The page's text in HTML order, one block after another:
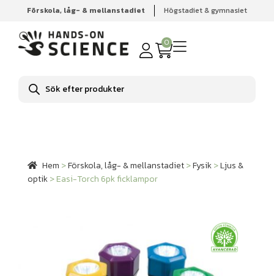
Förskola, låg- & mellanstadiet Högstadiet & gymnasiet
0
Produktsökning
Hem Förskola, låg- & mellanstadiet Fysik
Ljus & optik
Easi-Torch 6pk ficklampor
Hem >Förskola, låg- & mellanstadiet>Fysik>Ljus &
optik>Easi-Torch 6pk ficklampor